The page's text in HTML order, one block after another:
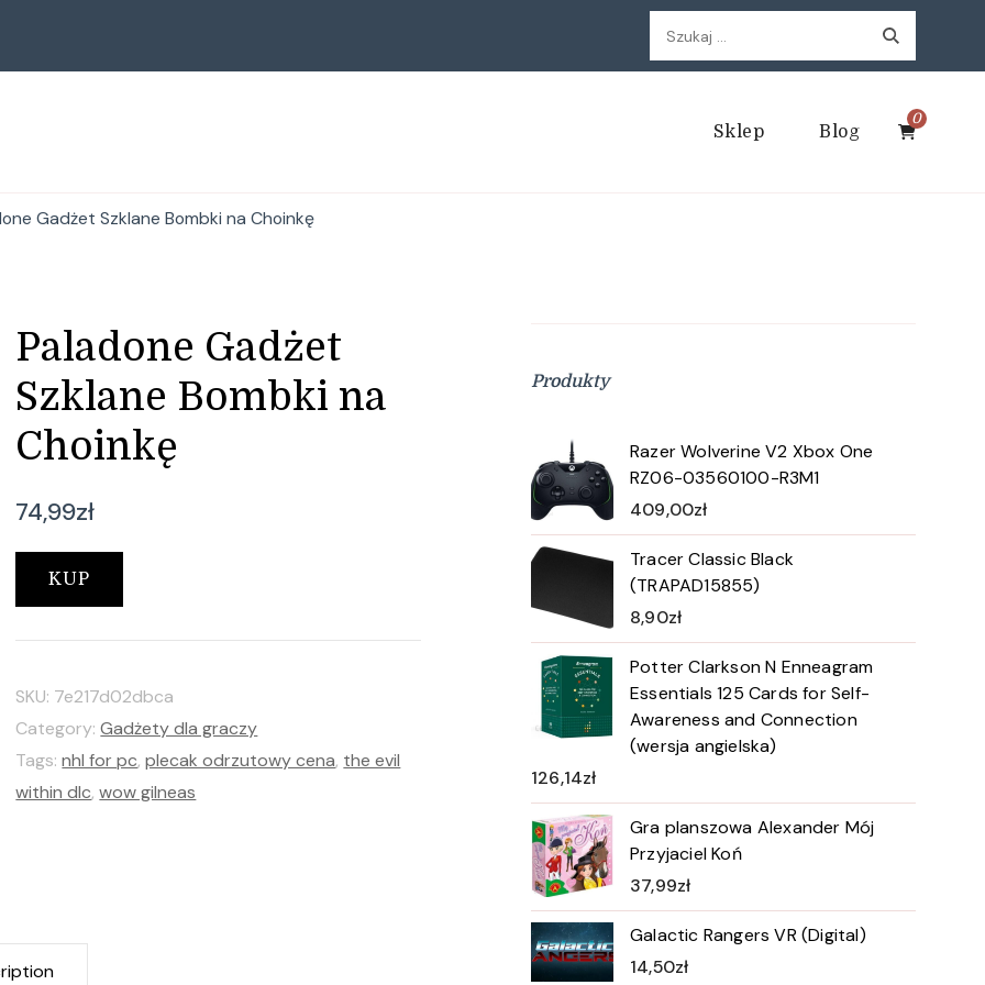
Szukaj:
Sklep Blog
0
Gadżet Szklane Bombki na Choinkę
Paladone Gadżet
Szklane Bombki na
Choinkę
74,99zł
KUP
SKU: 7e217d02dbca
Category:Gadżety dla graczy
Tags:nhl for pc,plecak odrzutowy cena, the evil
within dlc,wow gilneas
Produkty
Razer Wolverine V2 Xbox One
RZ06-03560100-R3M1
409,00zł
Tracer Classic Black
(TRAPAD15855)
8,90zł
Potter Clarkson N Enneagram
Essentials 125 Cards for Self-
Awareness and Connection
(wersja angielska)
126,14zł
Gra planszowa Alexander Mój
Przyjaciel Koń
37,99zł
Galactic Rangers VR (Digital)
14,50zł